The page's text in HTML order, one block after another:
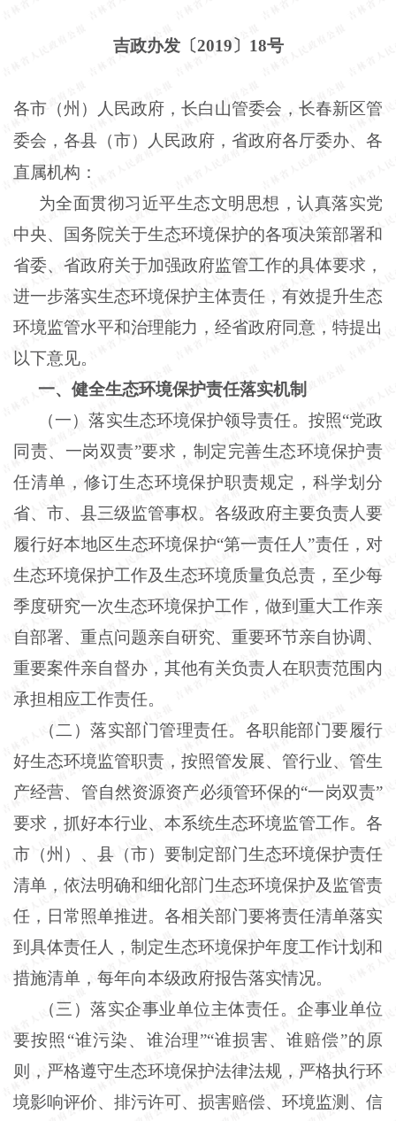
吉政办发〔2019〕18号
各市（州）人民政府，长白山管委会，长春新区管
委会，各县（市）人民政府，省政府各厅委办、各
直属机构：
为全面贯彻习近平生态文明思想，认真落实党
中央、国务院关于生态环境保护的各项决策部署和
省委、省政府关于加强政府监管工作的具体要求，
进一步落实生态环境保护主体责任，有效提升生态
环境监管水平和治理能力，经省政府同意，特提出
以下意见。
一、健全生态环境保护责任落实机制
（一）落实生态环境保护领导责任。按照“党政
同责、一岗双责”要求，制定完善生态环境保护责
任清单，修订生态环境保护职责规定，科学划分
省、市、县三级监管事权。各级政府主要负责人要
履行好本地区生态环境保护“第一责任人”责任，对
生态环境保护工作及生态环境质量负总责，至少每
季度研究一次生态环境保护工作，做到重大工作亲
自部署、重点问题亲自研究、重要环节亲自协调、
重要案件亲自督办，其他有关负责人在职责范围内
承担相应工作责任。
（二）落实部门管理责任。各职能部门要履行
好生态环境监管职责，按照管发展、管行业、管生
产经营、管自然资源资产必须管环保的“一岗双责”
要求，抓好本行业、本系统生态环境监管工作。各
市（州）、县（市）要制定部门生态环境保护责任
清单，依法明确和细化部门生态环境保护及监管责
任，日常照单推进。各相关部门要将责任清单落实
到具体责任人，制定生态环境保护年度工作计划和
措施清单，每年向本级政府报告落实情况。
（三）落实企事业单位主体责任。企事业单位
要按照“谁污染、谁治理”“谁损害、谁赔偿”的原
则，严格遵守生态环境保护法律法规，严格执行环
境影响评价、排污许可、损害赔偿、环境监测、信